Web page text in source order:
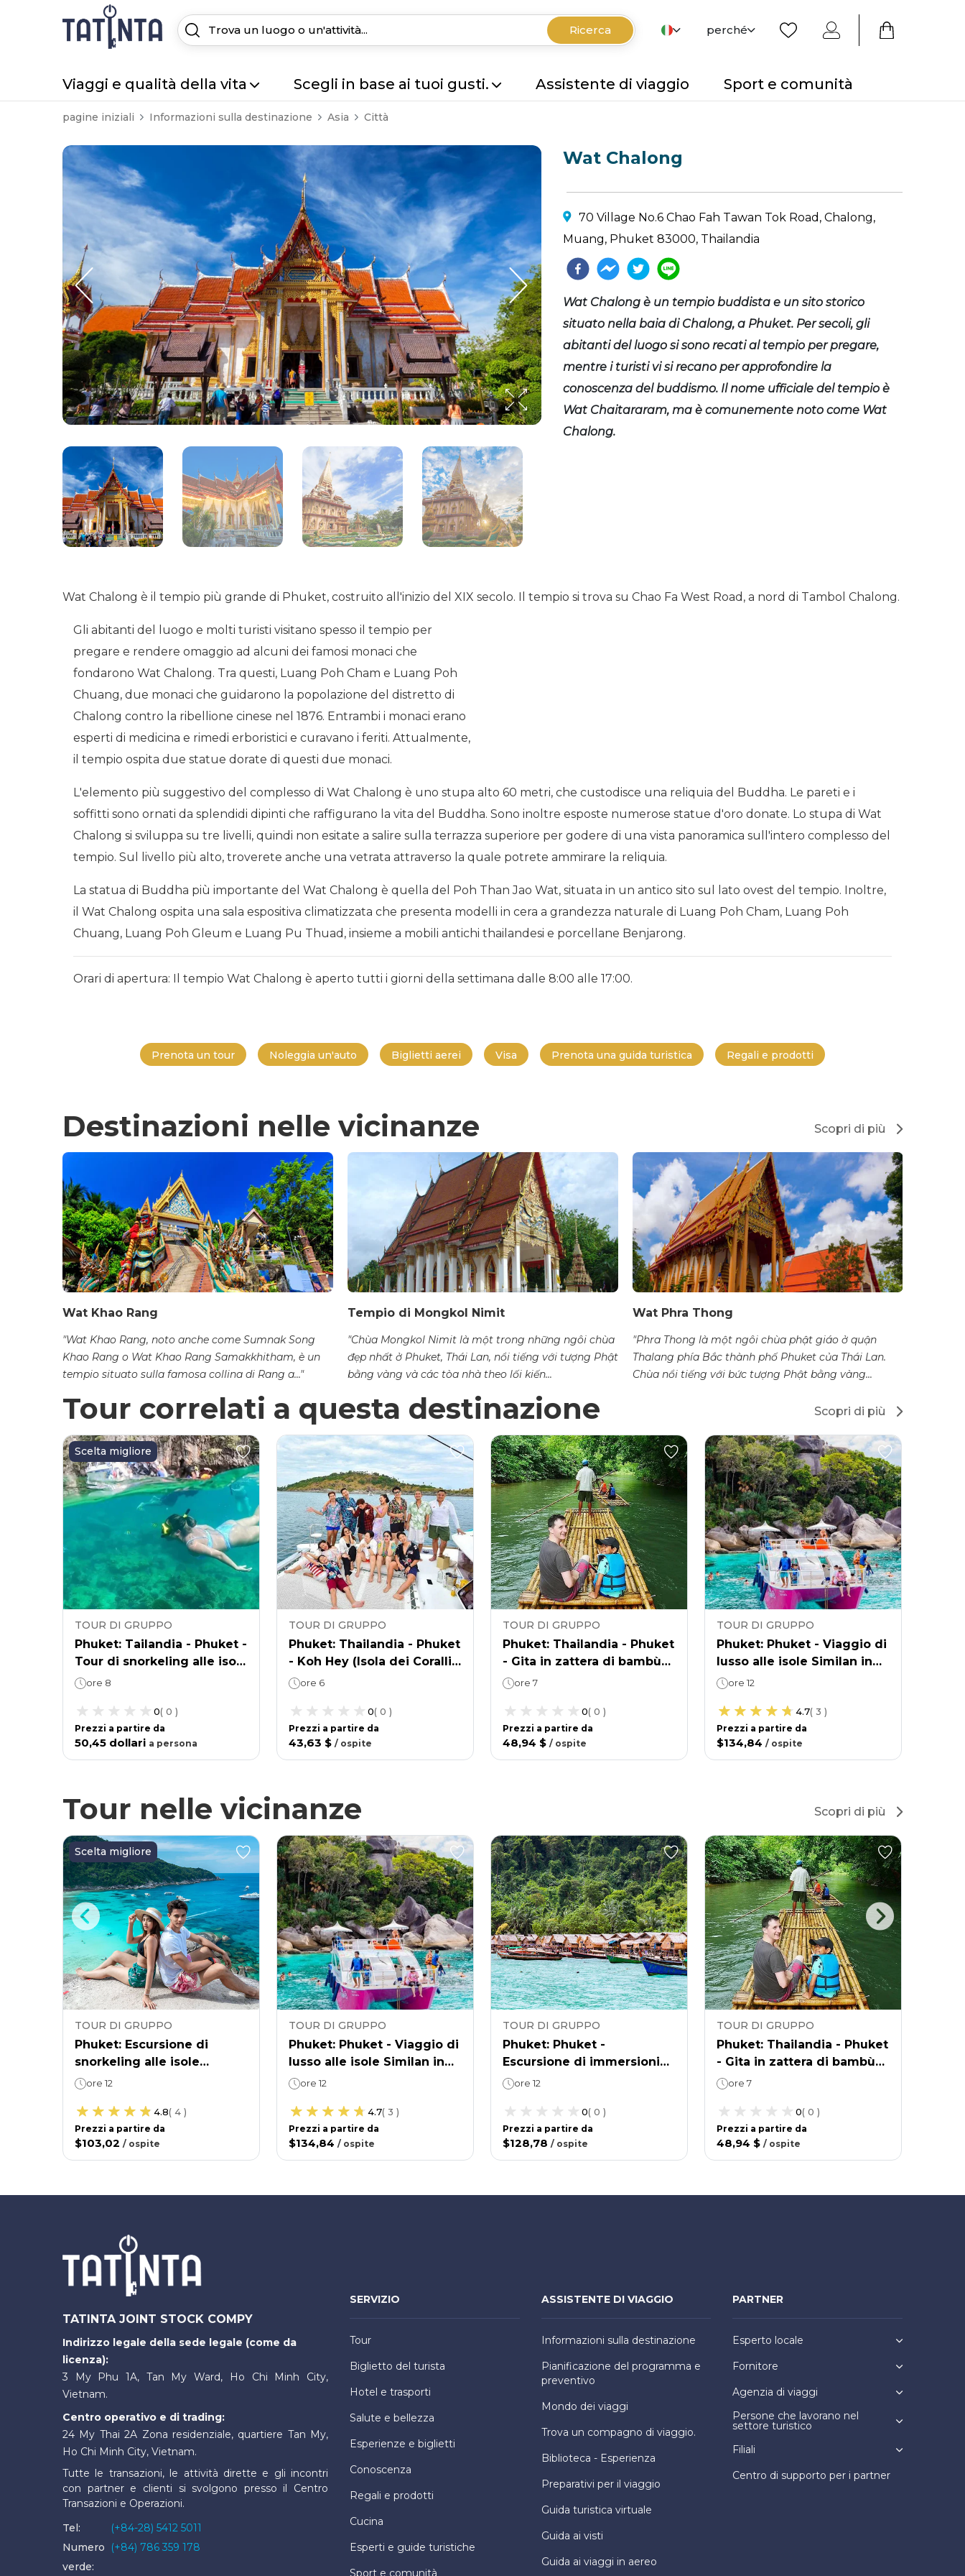
Ricerca perché
Viaggi e qualità della vita Scegli in base ai tuoi gusti. Assistente di viaggio Sport e comunità
pagine iniziali Informazioni sulla destinazione Asia Città
Wat Chalong
70 Village No.6 Chao Fah Tawan Tok Road, Chalong,
Muang, Phuket 83000, Thailandia
Wat Chalong è un tempio buddista e un sito storico
situato nella baia di Chalong, a Phuket. Per secoli, gli
abitanti del luogo si sono recati al tempio per pregare,
mentre i turisti vi si recano per approfondire la
conoscenza del buddismo. Il nome ufficiale del tempio è
Wat Chaitararam, ma è comunemente noto come Wat
Chalong.
Wat Chalong è il tempio più grande di Phuket, costruito all'inizio del XIX secolo. Il tempio si trova su Chao Fa West Road, a nord di Tambol Chalong.
Gli abitanti del luogo e molti turisti visitano spesso il tempio per
pregare e rendere omaggio ad alcuni dei famosi monaci che
fondarono Wat Chalong. Tra questi, Luang Poh Cham e Luang Poh
Chuang, due monaci che guidarono la popolazione del distretto di
Chalong contro la ribellione cinese nel 1876. Entrambi i monaci erano
esperti di medicina e rimedi erboristici e curavano i feriti. Attualmente,
il tempio ospita due statue dorate di questi due monaci.
L'elemento più suggestivo del complesso di Wat Chalong è uno stupa alto 60 metri, che custodisce una reliquia del Buddha. Le pareti e i
soffitti sono ornati da splendidi dipinti che raffigurano la vita del Buddha. Sono inoltre esposte numerose statue d'oro donate. Lo stupa di Wat
Chalong si sviluppa su tre livelli, quindi non esitate a salire sulla terrazza superiore per godere di una vista panoramica sull'intero complesso del
tempio. Sul livello più alto, troverete anche una vetrata attraverso la quale potrete ammirare la reliquia.
La statua di Buddha più importante del Wat Chalong è quella del Poh Than Jao Wat, situata in un antico sito sul lato ovest del tempio. Inoltre,
il Wat Chalong ospita una sala espositiva climatizzata che presenta modelli in cera a grandezza naturale di Luang Poh Cham, Luang Poh
Chuang, Luang Poh Gleum e Luang Pu Thuad, insieme a mobili antichi thailandesi e porcellane Benjarong.
Orari di apertura: Il tempio Wat Chalong è aperto tutti i giorni della settimana dalle 8:00 alle 17:00.
Prenota un tour Noleggia un'auto Biglietti aerei Visa Prenota una guida turistica Regali e prodotti
Destinazioni nelle vicinanze Scopri di più
Wat Khao Rang
"Wat Khao Rang, noto anche come Sumnak Song
Khao Rang o Wat Khao Rang Samakkhitham, è un
tempio situato sulla famosa collina di Rang a..."
Tempio di Mongkol Nimit
"Chùa Mongkol Nimit là một trong những ngôi chùa
đẹp nhất ở Phuket, Thái Lan, nổi tiếng với tượng Phật
bằng vàng và các tòa nhà theo lối kiến...
Wat Phra Thong
"Phra Thong là một ngôi chùa phật giáo ở quận
Thalang phía Bắc thành phố Phuket của Thái Lan.
Chùa nổi tiếng với bức tượng Phật bằng vàng...
Tour correlati a questa destinazione Scopri di più
Scelta migliore
TOUR DI GRUPPO
Phuket: Tailandia - Phuket -
Tour di snorkeling alle isole
Phi Phi e Khai in motoscafo
ore 8
0( 0 )
Prezzi a partire da
50,45 dollari a persona
TOUR DI GRUPPO
Phuket: Thailandia - Phuket
- Koh Hey (Isola dei Coralli)
- Crociera al tramonto su un
ore 6
0( 0 )
Prezzi a partire da
43,63 $ / ospite
TOUR DI GRUPPO
Phuket: Thailandia - Phuket
- Gita in zattera di bambù
ed esplorazione della
ore 7
0( 0 )
Prezzi a partire da
48,94 $ / ospite
TOUR DI GRUPPO
Phuket: Phuket - Viaggio di
lusso alle isole Similan in
catamarano veloce
ore 12
4.7( 3 )
Prezzi a partire da
$134,84 / ospite
Tour nelle vicinanze Scopri di più
Scelta migliore
TOUR DI GRUPPO
Phuket: Escursione di
snorkeling alle isole
Similan in motoscafo
ore 12
4.8( 4 )
Prezzi a partire da
$103,02 / ospite
TOUR DI GRUPPO
Phuket: Phuket - Viaggio di
lusso alle isole Similan in
catamarano veloce
ore 12
4.7( 3 )
Prezzi a partire da
$134,84 / ospite
TOUR DI GRUPPO
Phuket: Phuket -
Escursione di immersioni
subacquee nelle isole Surin
ore 12
0( 0 )
Prezzi a partire da
$128,78 / ospite
TOUR DI GRUPPO
Phuket: Thailandia - Phuket
- Gita in zattera di bambù
ed esplorazione della
ore 7
0( 0 )
Prezzi a partire da
48,94 $ / ospite
TATINTA JOINT STOCK COMPY
Indirizzo legale della sede legale (come da
licenza):
3 My Phu 1A, Tan My Ward, Ho Chi Minh City,
Vietnam.
Centro operativo e di trading:
24 My Thai 2A Zona residenziale, quartiere Tan My,
Ho Chi Minh City, Vietnam.
Tutte le transazioni, le attività dirette e gli incontri
con partner e clienti si svolgono presso il Centro
Transazioni e Operazioni.
Tel:
(+84-28) 5412 5011
Numero
verde:
(+84) 786 359 178
SERVIZIO
Tour
Biglietto del turista
Hotel e trasporti
Salute e bellezza
Esperienze e biglietti
Conoscenza
Regali e prodotti
Cucina
Esperti e guide turistiche
Sport e comunità
ASSISTENTE DI VIAGGIO
Informazioni sulla destinazione
Pianificazione del programma e
preventivo
Mondo dei viaggi
Trova un compagno di viaggio.
Biblioteca - Esperienza
Preparativi per il viaggio
Guida turistica virtuale
Guida ai visti
Guida ai viaggi in aereo
PARTNER
Esperto locale
Fornitore
Agenzia di viaggi
Persone che lavorano nel
settore turistico
Filiali
Centro di supporto per i partner